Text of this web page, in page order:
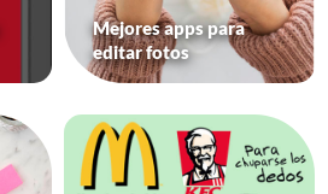
Mejores apps para
editar fotos